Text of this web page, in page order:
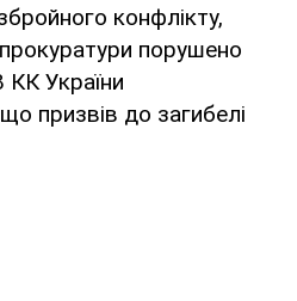
конфлікту,
порушено
КК України
призвів до загибелі